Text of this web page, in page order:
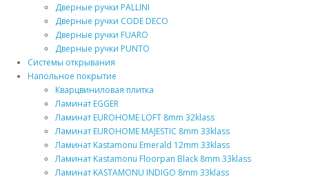
Дверные ручки PALLINI
Дверные ручки CODE DECO
Дверные ручки FUARO
Дверные ручки PUNTO
Системы открывания
Напольное покрытие
Кварцвиниловая плитка
Ламинат EGGER
Ламинат EUROHOME LOFT 8mm 32klass
Ламинат EUROHOME MAJESTIC 8mm 33klass
Ламинат Kastamonu Emerald 12mm 33klass
Ламинат Kastamonu Floorpan Black 8mm 33klass
Ламинат KASTAMONU INDIGO 8mm 33klass